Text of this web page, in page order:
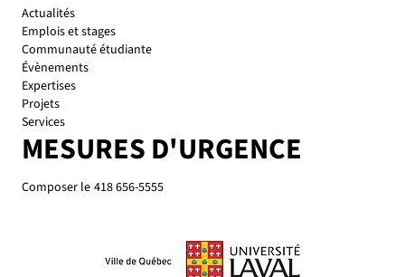
Actualités
Emplois et stages
Communauté étudiante
Évènements
Expertises
Projets
Services
MESURES D'URGENCE
Composer le 418 656-5555